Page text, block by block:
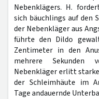
Nebenklägers. H.
sich bäuchlings auf den
der Nebenkläger aus
führte den Dildo
Zentimeter in den
mehrere
Nebenkläger erlitt
der Schleimhäute im
Tage andauernde